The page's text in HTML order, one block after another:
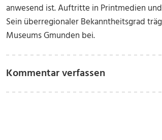
anwesend ist. Auftritte in Printmedien
Sein überregionaler Bekanntheitsgrad
Museums Gmunden bei.
Kommentar verfassen